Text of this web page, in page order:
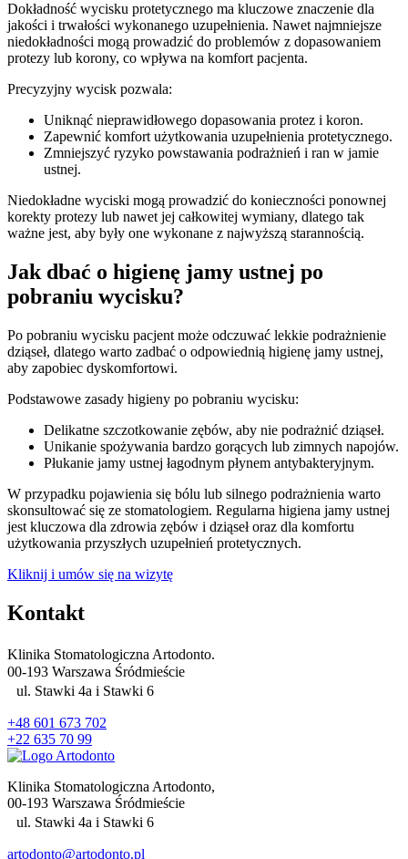
Dokładność wycisku protetycznego ma kluczowe znaczenie dla
jakości i trwałości wykonanego uzupełnienia. Nawet najmniejsze
niedokładności mogą prowadzić do problemów z dopasowaniem
protezy lub korony, co wpływa na komfort pacjenta.
Precyzyjny wycisk pozwala:
Uniknąć nieprawidłowego dopasowania protez i koron.
Zapewnić komfort użytkowania uzupełnienia protetycznego.
Zmniejszyć ryzyko powstawania podrażnień i ran w jamie
ustnej.
Niedokładne wyciski mogą prowadzić do konieczności ponownej
korekty protezy lub nawet jej całkowitej wymiany, dlatego tak
ważne jest, aby były one wykonane z najwyższą starannością.
Jak dbać o higienę jamy ustnej po
pobraniu wycisku?
Po pobraniu wycisku pacjent może odczuwać lekkie podrażnienie
dziąseł, dlatego warto zadbać o odpowiednią higienę jamy ustnej,
aby zapobiec dyskomfortowi.
Podstawowe zasady higieny po pobraniu wycisku:
Delikatne szczotkowanie zębów, aby nie podrażnić dziąseł.
Unikanie spożywania bardzo gorących lub zimnych napojów.
Płukanie jamy ustnej łagodnym płynem antybakteryjnym.
W przypadku pojawienia się bólu lub silnego podrażnienia warto
skonsultować się ze stomatologiem. Regularna higiena jamy ustnej
jest kluczowa dla zdrowia zębów i dziąseł oraz dla komfortu
użytkowania przyszłych uzupełnień protetycznych.
Kliknij i umów się na wizytę
Kontakt
Klinika Stomatologiczna Artodonto.
00-193 Warszawa Śródmieście
ul. Stawki 4a i Stawki 6
+48 601 673 702
+22 635 70 99
Klinika Stomatologiczna Artodonto,
00-193 Warszawa Śródmieście
ul. Stawki 4a i Stawki 6
artodonto@artodonto.pl